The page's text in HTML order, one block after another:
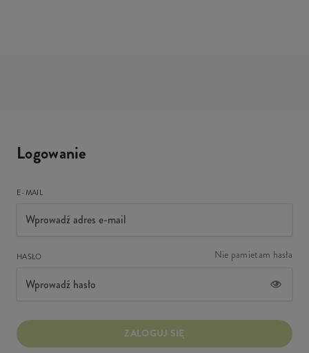
Logowanie
E-MAIL
HASŁO Nie pamietam hasła
ZALOGUJ SIĘ